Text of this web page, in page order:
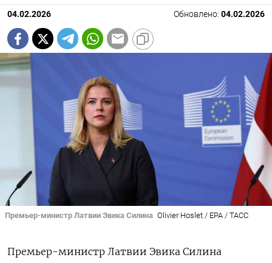
04.02.2026 Обновлено: 04.02.2026
Премьер-министр Латвии Эвика Силина Olivier Hoslet / EPA / ТАСС
Премьер-министр Латвии Эвика Силина